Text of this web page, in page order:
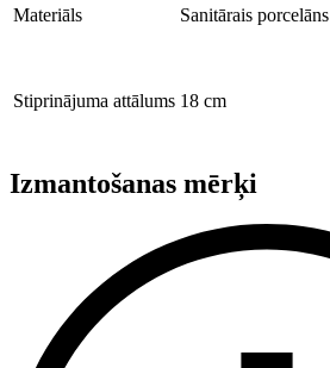
Materiāls Sanitārais porcelāns
Stiprinājuma attālums 18 cm
Izmantošanas mērķi